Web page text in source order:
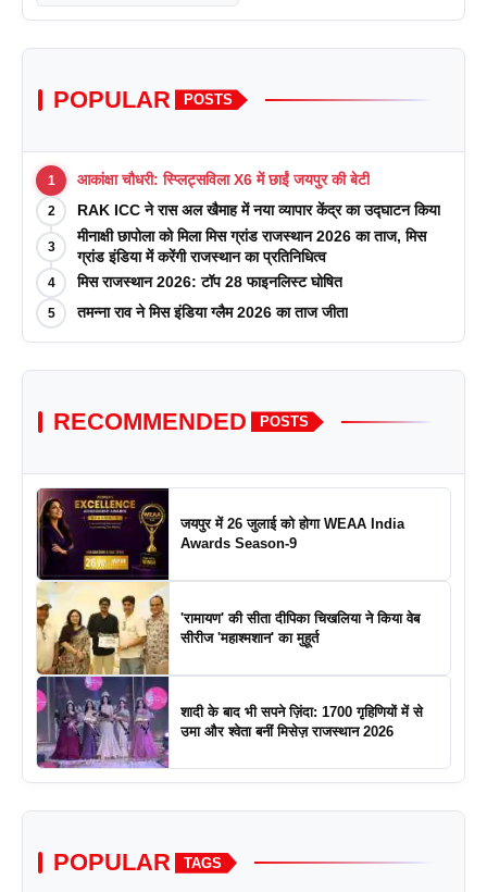
POPULAR POSTS
1 आकांक्षा चौधरी: स्प्लिट्सविला X6 में छाईं जयपुर की बेटी
2 RAK ICC ने रास अल खैमाह में नया व्यापार केंद्र का उद्घाटन किया
3
मीनाक्षी छापोला को मिला मिस ग्रांड राजस्थान 2026 का ताज, मिस
ग्रांड इंडिया में करेंगी राजस्थान का प्रतिनिधित्व
4 मिस राजस्थान 2026: टॉप 28 फाइनलिस्ट घोषित
5 तमन्ना राव ने मिस इंडिया ग्लैम 2026 का ताज जीता
RECOMMENDED POSTS
जयपुर में 26 जुलाई को होगा WEAA India
Awards Season-9
'रामायण' की सीता दीपिका चिखलिया ने किया वेब
सीरीज 'महाश्मशान' का मुहूर्त
शादी के बाद भी सपने ज़िंदा: 1700 गृहिणियों में से
उमा और श्वेता बनीं मिसेज़ राजस्थान 2026
POPULAR TAGS